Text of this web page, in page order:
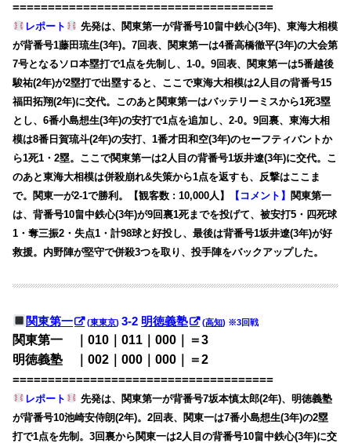
=====================================
レポート
先発は、関東第一が背番号10畠中鉄心(3年)、東海大相模
が背番号1藤田琉生(3年)。7回表、関東第一は4番高橋徹平(3年)の大会第
7号となるソロ本塁打で1点を先制し、1-0。9回表、関東第一は5番越後
駿祐(2年)が2塁打で出塁すると、ここで東海大相模は2人目の背番号15
福田拓翔(2年)に交代。このあと関東第一はバッテリーミスから1死3塁
とし、6番小島想生(3年)の安打で1点を追加し、2-0。9回裏、東海大相
模は8番日賀琉斗(2年)の安打、1番才田和空(3年)のセーフティバントか
ら1死1・2塁。ここで関東第一は2人目の背番号1坂井遼(3年)に交代。こ
のあと東海大相模は併殺崩れ&失策から1点を返すも、反撃はここま
で。関東一が2-1で勝利。【観客数 : 10,000人】
【コメント】
関東第一
は、背番号10畠中鉄心(3年)が9回裏1死までを投げて、被安打5・四死球
1・奪三振2・失点1・計98球と好投し、最後は背番号1坂井遼(3年)が好
救援。内野陣が堅守で併殺3つを取り、投手陣をバックアップした。
関東第一 (東東京)3-2 明徳義塾 (高知) ※3回戦
関東第一 ｜010｜011｜000｜＝3
明徳義塾 ｜002｜000｜000｜＝2
=====================================
レポート
先発は、関東第一が背番号7坂本慎太郎(2年)、明徳義塾
が背番号10池崎安侍朗(2年)。2回表、関東一は7番小島想生(3年)の2塁
打で1点を先制。3回裏から関東一は2人目の背番号10畠中鉄心(3年)に交